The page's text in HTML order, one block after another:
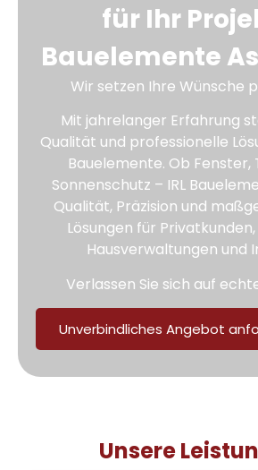
für Ihr
Bauelemente
Wir setzen Ihre Wünsche
Mit jahrelanger Erfahrung
Qualität und professionelle
Bauelemente. Ob Fenster,
Sonnenschutz – IRL
Qualität, Präzision und
Lösungen für
Hausverwaltungen und
Verlassen Sie sich auf
Unverbindliches Angebot
Unsere